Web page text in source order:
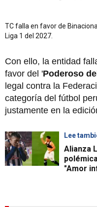
TC falla en favor de
Liga 1 del 2027.
Con ello, la entidad
favor del 'Poderoso
legal contra la
categoría del fútbol
justamente en la
Lee
Alianza
"Amor